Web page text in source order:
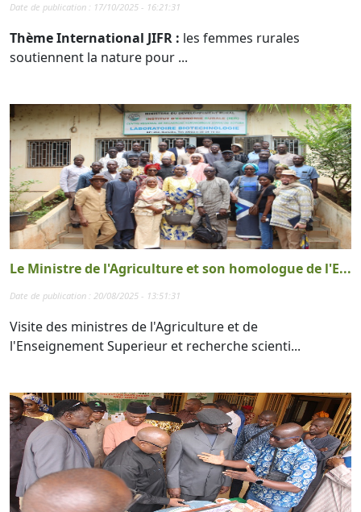
Date de publication : 17/10/2025 - 16:21:31
Thème International JIFR : les femmes rurales
soutiennent la nature pour ...
Le Ministre de l'Agriculture et son homologue de l'E...
Date de publication : 20/08/2025 - 13:51:31
Visite des ministres de l'Agriculture et de
l'Enseignement Superieur et recherche scienti...